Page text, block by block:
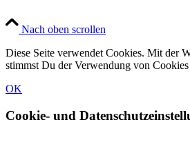
Nach oben scrollen
Diese Seite verwendet Cookies. Mit der
stimmst Du der Verwendung von Cookies
OK
Cookie- und